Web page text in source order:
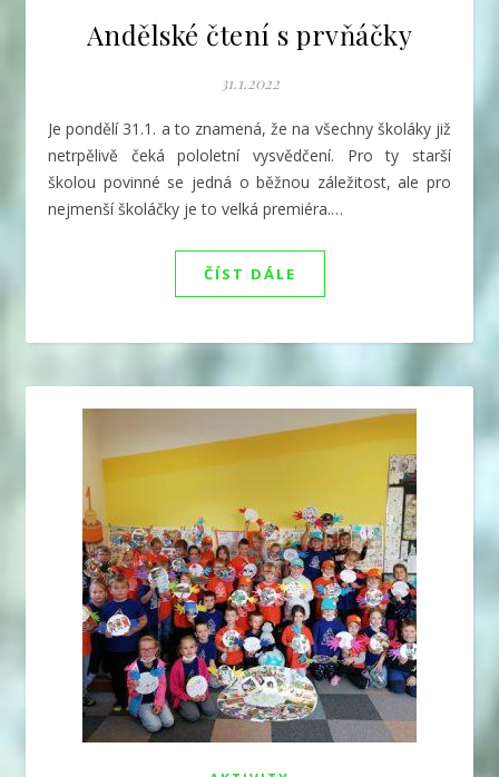
Andělské čtení s prvňáčky
31.1.2022
Je pondělí 31.1. a to znamená, že na všechny školáky již
netrpělivě čeká pololetní vysvědčení. Pro ty starší
školou povinné se jedná o běžnou záležitost, ale pro
nejmenší školáčky je to velká premiéra.…
ČÍST DÁLE